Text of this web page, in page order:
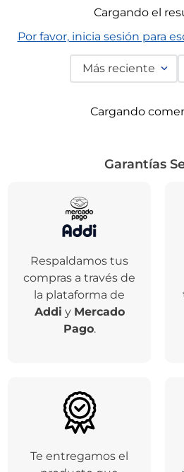
Más reciente
Garantías
Respaldamos tus
compras a través de
la plataforma de
Pago.
Te entregamos el
producto que
compraste o te
dinero